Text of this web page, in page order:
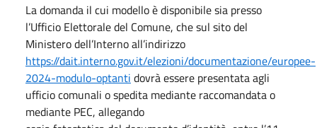
La domanda il cui modello è disponibile sia presso
l’Ufficio Elettorale del Comune, che sul sito del
Ministero dell’Interno all’indirizzo
https://dait.interno.gov.it/elezioni/documentazione/europee-
2024-modulo-optanti dovrà essere presentata agli
ufficio comunali o spedita mediante raccomandata o
mediante PEC, allegando